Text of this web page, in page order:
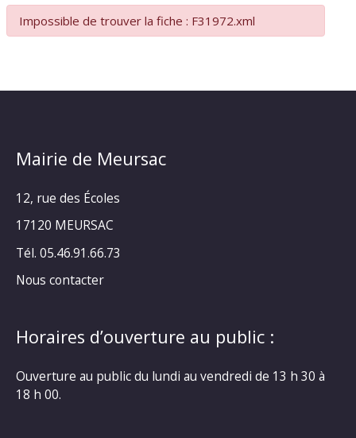
Impossible de trouver la fiche : F31972.xml
Mairie de Meursac
12, rue des Écoles
17120 MEURSAC
Tél. 05.46.91.66.73
Nous contacter
Horaires d’ouverture au public :
Ouverture au public du lundi au vendredi de 13 h 30 à
18 h 00.